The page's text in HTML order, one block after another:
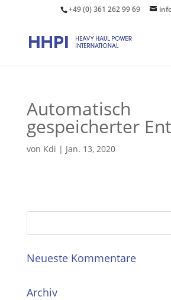
+49 (0) 361 262 99 69
Automatisch
gespeicherter
von Kdi | Jan. 13, 2020
Neueste Kommentare
Archiv